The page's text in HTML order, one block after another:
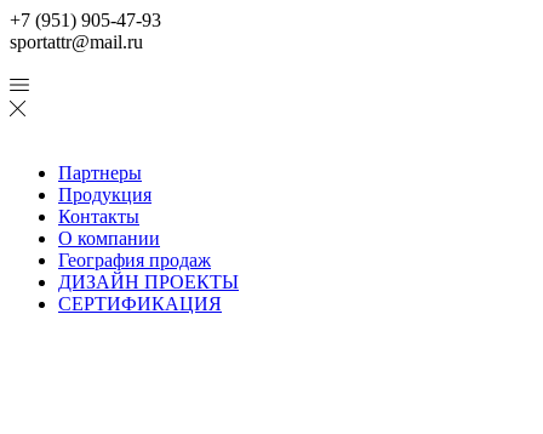
+7 (951) 905-47-93
sportattr@mail.ru
Партнеры
Продукция
Контакты
О компании
География продаж
ДИЗАЙН ПРОЕКТЫ
СЕРТИФИКАЦИЯ